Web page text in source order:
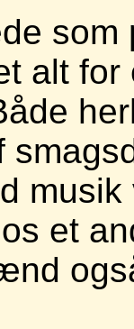
som
alt
et